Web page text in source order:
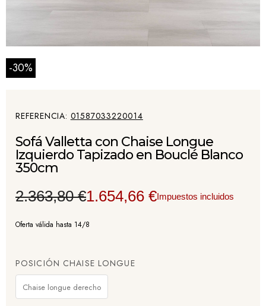
-30%
REFERENCIA 01587033220014
Sofá Valletta con Chaise Longue
Izquierdo Tapizado en Bouclé Blanco
350cm
2.363,80 €1.654,66 €Impuestos incluidos
Oferta válida hasta 14/8
POSICIÓN CHAISE LONGUE
Chaise longue derecho